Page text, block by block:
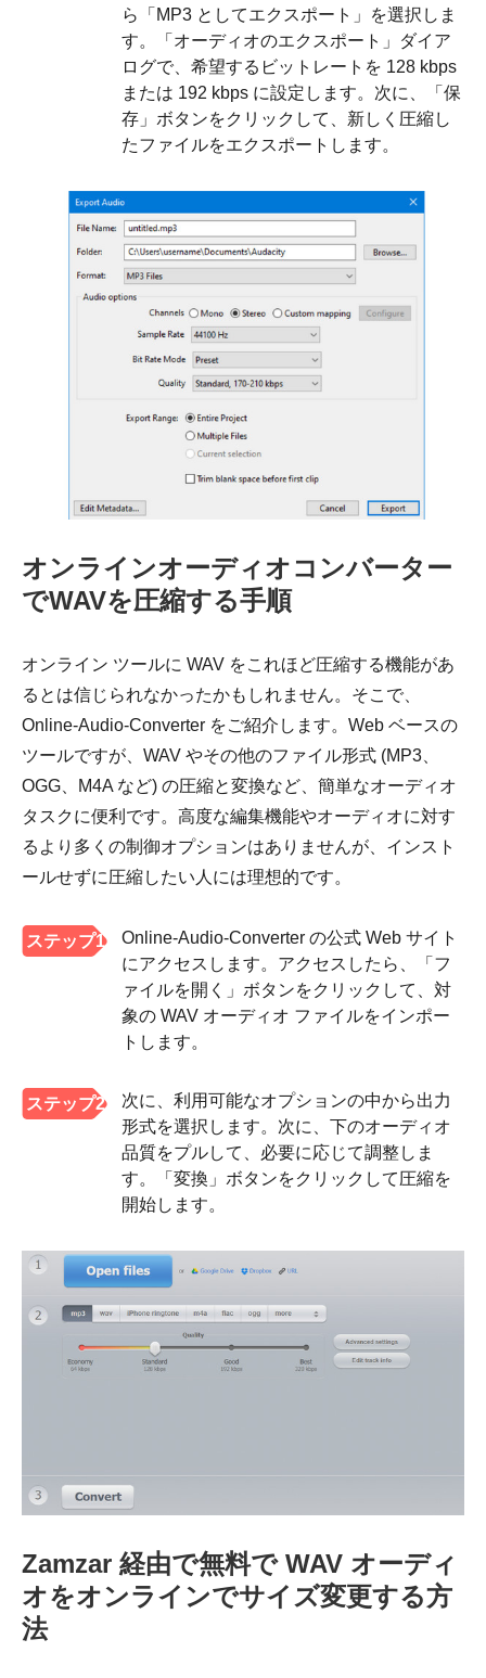
ら「MP3 としてエクスポート」を選択しま
す。「オーディオのエクスポート」ダイア
ログで、希望するビットレートを 128 kbps
または 192 kbps に設定します。次に、「保
存」ボタンをクリックして、新しく圧縮し
たファイルをエクスポートします。
オンラインオーディオコンバーター
でWAVを圧縮する手順
オンライン ツールに WAV をこれほど圧縮する機能があ
るとは信じられなかったかもしれません。そこで、
Online-Audio-Converter をご紹介します。Web ベースの
ツールですが、WAV やその他のファイル形式 (MP3、
OGG、M4A など) の圧縮と変換など、簡単なオーディオ
タスクに便利です。高度な編集機能やオーディオに対す
るより多くの制御オプションはありませんが、インスト
ールせずに圧縮したい人には理想的です。
ステップ1
Online-Audio-Converter の公式 Web サイト
にアクセスします。アクセスしたら、「フ
ァイルを開く」ボタンをクリックして、対
象の WAV オーディオ ファイルをインポー
トします。
ステップ2
次に、利用可能なオプションの中から出力
形式を選択します。次に、下のオーディオ
品質をプルして、必要に応じて調整しま
す。「変換」ボタンをクリックして圧縮を
開始します。
Zamzar 経由で無料で WAV オーディ
オをオンラインでサイズ変更する方
法